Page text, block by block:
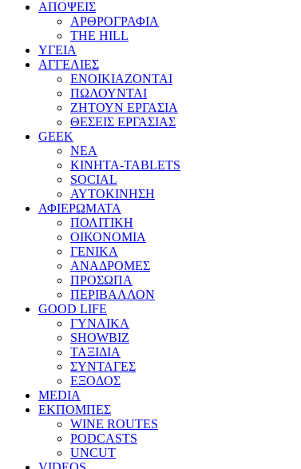
ΑΠΟΨΕΙΣ
ΑΡΘΡΟΓΡΑΦΙΑ
THE HILL
ΥΓΕΙΑ
ΑΓΓΕΛΙΕΣ
ΕΝΟΙΚΙΑΖΟΝΤΑΙ
ΠΩΛΟΥΝΤΑΙ
ΖΗΤΟΥΝ ΕΡΓΑΣΙΑ
ΘΕΣΕΙΣ ΕΡΓΑΣΙΑΣ
GEEK
ΝΕΑ
ΚΙΝΗΤΑ-TABLETS
SOCIAL
ΑΥΤΟΚΙΝΗΣΗ
ΑΦΙΕΡΩΜΑΤΑ
ΠΟΛΙΤΙΚΗ
ΟΙΚΟΝΟΜΙΑ
ΓΕΝΙΚΑ
ΑΝΑΔΡΟΜΕΣ
ΠΡΟΣΩΠΑ
ΠΕΡΙΒΑΛΛΟΝ
GOOD LIFE
ΓΥΝΑΙΚΑ
SHOWBIZ
ΤΑΞΙΔΙΑ
ΣΥΝΤΑΓΕΣ
ΕΞΟΔΟΣ
MEDIA
ΕΚΠΟΜΠΕΣ
WINE ROUTES
PODCASTS
UNCUT